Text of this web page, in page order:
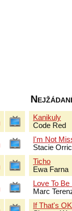
Kanikuly
Code Red
I'm Not
Stacie
Ticho
Ewa Farna
Love To
Marc
If That's